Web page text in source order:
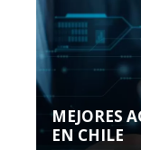
MEJORES
EN CHILE